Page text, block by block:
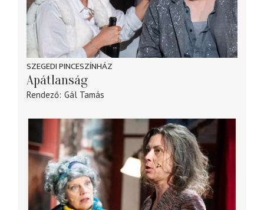
SZEGEDI PINCESZÍNHÁZ
Apátlanság
Rendező Gál Tamás